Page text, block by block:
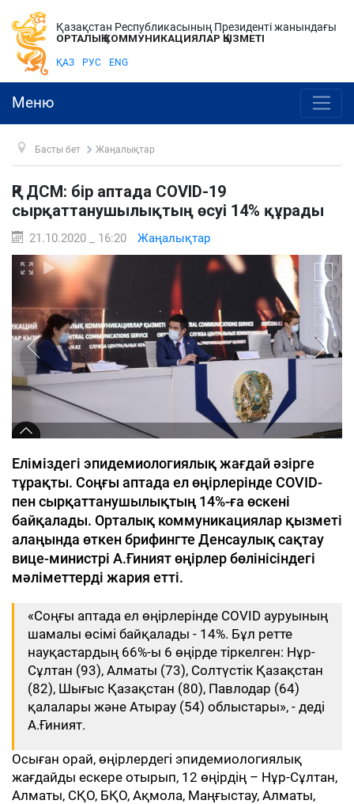
Қазақстан Республикасының Президенті жанындағы
ОРТАЛЫҚ КОММУНИКАЦИЯЛАР ҚЫЗМЕТІ
ҚАЗ РУС ENG
Меню
Басты бет Жаңалықтар
ҚР ДСМ: бір аптада COVID-19
сырқаттанушылықтың өсуі 14% құрады
21.10.2020 _ 16:20 Жаңалықтар
Еліміздегі эпидемиологиялық жағдай әзірге
тұрақты. Соңғы аптада ел өңірлерінде COVID-
пен сырқаттанушылықтың 14%-ға өскені
байқалады. Орталық коммуникациялар қызметі
алаңында өткен брифингте Денсаулық сақтау
вице-министрі А.Ғиният өңірлер бөлінісіндегі
мәліметтерді жария етті.
«Соңғы аптада ел өңірлерінде COVID ауруының
шамалы өсімі байқалады - 14%. Бұл ретте
науқастардың 66%-ы 6 өңірде тіркелген: Нұр-
Сұлтан (93), Алматы (73), Солтүстік Қазақстан
(82), Шығыс Қазақстан (80), Павлодар (64)
қалалары және Атырау (54) облыстары», - деді
А.Ғиният.
Осыған орай, өңірлердегі эпидемиологиялық
жағдайды ескере отырып, 12 өңірдің – Нұр-Сұлтан,
Алматы, СҚО, БҚО, Ақмола, Маңғыстау, Алматы,